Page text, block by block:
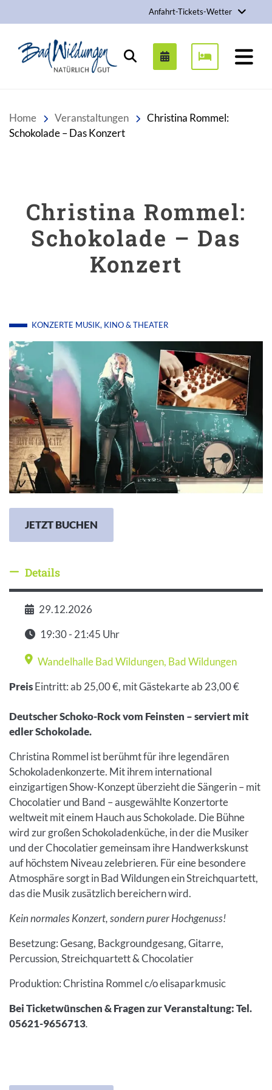
Anfahrt-Tickets-Wetter
Stadt Bad Wildungen
Suchen
Home Veranstaltungen
Christina Rommel:
Schokolade – Das Konzert
Christina Rommel:
Schokolade – Das
Konzert
KONZERTE MUSIK, KINO & THEATER
JETZT BUCHEN
Details ausblenden
Details
Datum
29.12.2026
Zeit
19:30 - 21:45 Uhr
Veranstaltungsort
Wandelhalle Bad Wildungen, Bad Wildungen
PreisEintritt: ab 25,00 €, mit Gästekarte ab 23,00 €
Deutscher Schoko-Rock vom Feinsten – serviert mit
edler Schokolade.
Christina Rommel ist berühmt für ihre legendären
Schokoladenkonzerte. Mit ihrem international
einzigartigen Show-Konzept überzieht die Sängerin – mit
Chocolatier und Band – ausgewählte Konzertorte
weltweit mit einem Hauch aus Schokolade. Die Bühne
wird zur großen Schokoladenküche, in der die Musiker
und der Chocolatier gemeinsam ihre Handwerkskunst
auf höchstem Niveau zelebrieren. Für eine besondere
Atmosphäre sorgt in Bad Wildungen ein Streichquartett,
das die Musik zusätzlich bereichern wird.
Kein normales Konzert, sondern purer Hochgenuss!
Besetzung: Gesang, Backgroundgesang, Gitarre,
Percussion, Streichquartett & Chocolatier
Produktion: Christina Rommel c/o elisaparkmusic
Bei Ticketwünschen & Fragen zur Veranstaltung: Tel.
05621-9656713.